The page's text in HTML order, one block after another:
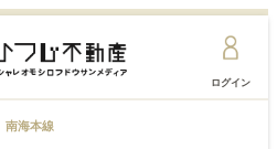
ログイン
南海本線